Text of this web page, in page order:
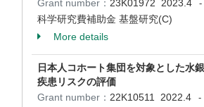
Grant number： 23K01972 2023.4 -
科学研究費補助金 基盤研究(C)
More details
日本人コホート集団を対象とした水
疾患リスクの評価
Grant number： 22K10511 2022.4 -